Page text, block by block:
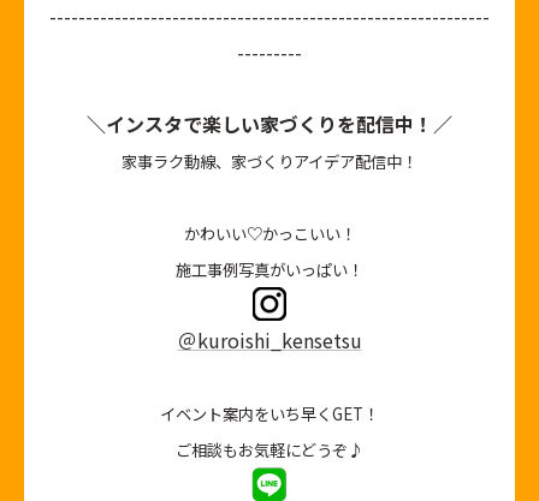
-------------------------------------------------------------
---------
＼インスタで楽しい家づくりを配信中！／
家事ラク動線、家づくりアイデア配信中！
かわいい♡かっこいい！
施工事例写真がいっぱい！
＠kuroishi_kensetsu
イベント案内をいち早くGET！
ご相談もお気軽にどうぞ♪